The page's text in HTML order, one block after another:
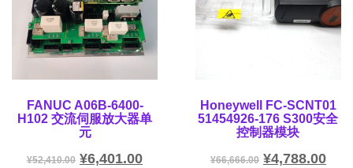
FANUC A06B-6400-
H102 交流伺服放大器单
元
¥52,410.00 ¥6,401.00
Honeywell FC-SCNT01
51454926-176 S300安全
控制器模块
¥66,666.00 ¥4,788.00